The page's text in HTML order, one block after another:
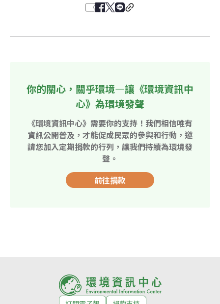
你的關心，關乎環境—讓《環境資訊中
心》為環境發聲
《環境資訊中心》需要你的支持！我們相信唯有
資訊公開普及，才能促成民眾的參與和行動，邀
請您加入定期捐款的行列，讓我們持續為環境發
聲。
前往捐款